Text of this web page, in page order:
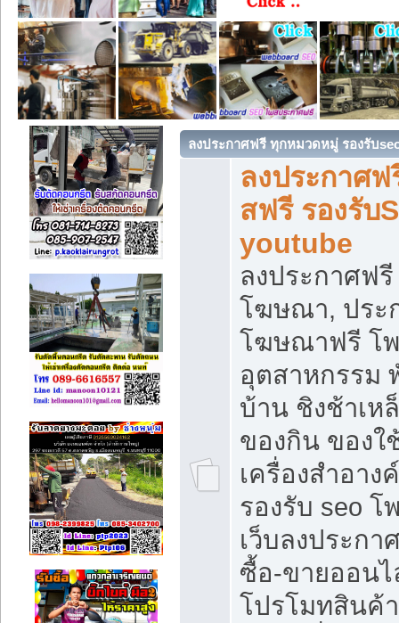
ลงประกาศฟรี ทุกหมวดหมู่ รองรับ
ลงประกาศ
สฟรี รองรับ
youtube
ลงประกาศฟ
โฆษณา, ประ
โฆษณาฟรี โ
อุตสาหกรรม
บ้าน ชิงช้าเห
ของกิน ของใ
เครื่องสำอา
รองรับ seo โ
เว็บลงประก
ซื้อ-ขายออน
โปรโมทสินค้